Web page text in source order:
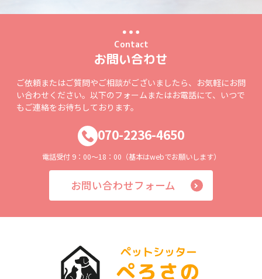
Contact
お問い合わせ
ご依頼またはご質問やご相談がございましたら、お気軽にお問
い合わせください。以下のフォームまたはお電話にて、いつで
もご連絡をお待ちしております。
070-2236-4650
電話受付 9：00～18：00（基本はwebでお願いします）
お問い合わせフォーム